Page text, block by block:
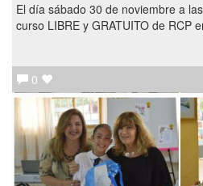
El día sábado 30 de noviembre a
curso LIBRE y GRATUITO de RCP
0